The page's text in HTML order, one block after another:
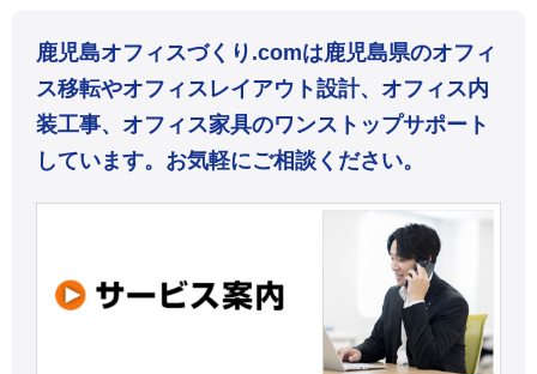
鹿児島オフィスづくり.comは鹿児島県のオフィ
ス移転やオフィスレイアウト設計、オフィス内
装工事、オフィス家具のワンストップサポート
しています。お気軽にご相談ください。